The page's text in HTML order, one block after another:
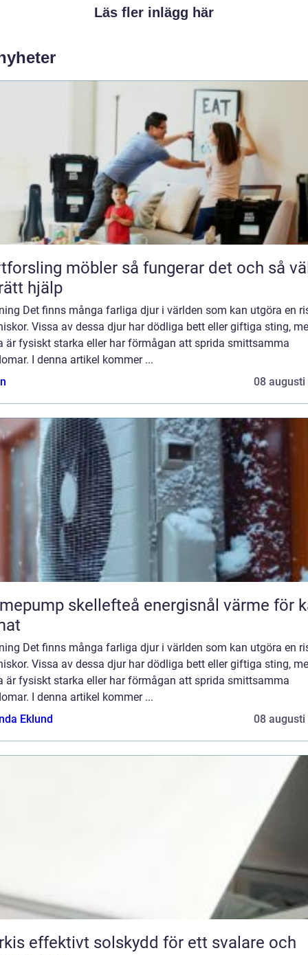
Läs fler inlägg här
möbler så fungerar det och så väljer
hjälp
Det finns många farliga djur i världen som kan utgöra en
Vissa av dessa djur har dödliga bett eller giftiga sting,
är fysiskt starka eller har förmågan att sprida smittsamma
I denna artikel kommer ...
08 augusti
skellefteå energisnål värme för kallt
Det finns många farliga djur i världen som kan utgöra en
Vissa av dessa djur har dödliga bett eller giftiga sting,
är fysiskt starka eller har förmågan att sprida smittsamma
I denna artikel kommer ...
Eklund
08 augusti
för ett svalare och